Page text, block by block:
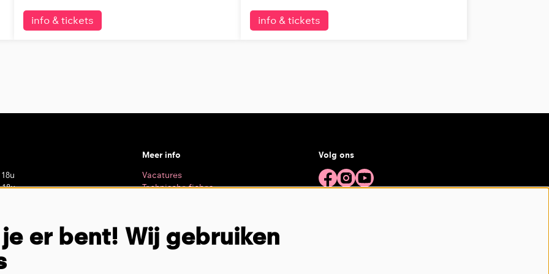
info & tickets info & tickets
18u
Meer info
Vacatures
Technische fiches
Volg ons
er bent! Wij gebruiken